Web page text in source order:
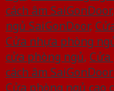
cách âm SaiGonDoor,
ngủ SaiGonDoor,
Cửa nhựa phòng
cửa phòng ngủ, Cửa
cách âm
Cửa phòng ngủ cao